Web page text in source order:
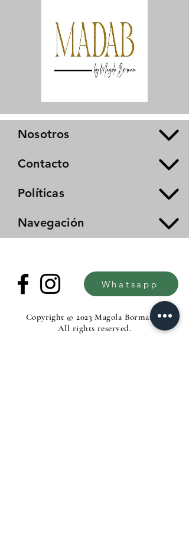
Nosotros
Contacto
Políticas
Navegación
Whatsapp
Copyright © 2023 Magola Borman®.
All rights reserved.